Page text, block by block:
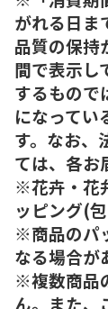
がれる日ま
品質の保持
間で表示し
するもので
になってい
す。なお、
ては、各お
※花卉・花
ッピング(
※商品のパ
なる場合が
※複数商品
ん。また、